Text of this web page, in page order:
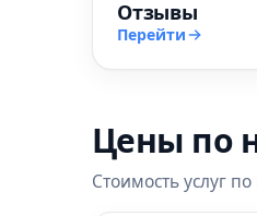
Отзывы
Перейти
Цены по
Стоимость услуг